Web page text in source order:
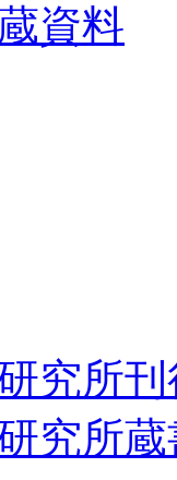
資料
究所
究所